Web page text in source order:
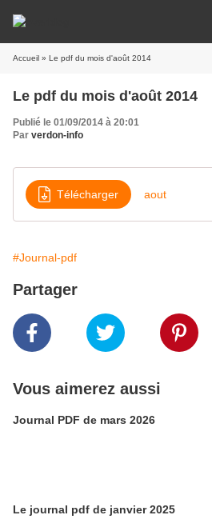
Accueil » Le pdf du mois d'août 2014
Le pdf du mois d'août 2014
Publié le 01/09/2014 à 20:01
Par verdon-info
Télécharger aout
#Journal-pdf
Partager
Vous aimerez aussi
Journal PDF de mars 2026
Le journal pdf de janvier 2025